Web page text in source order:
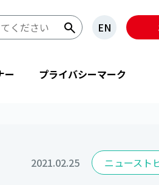
EN
ー プライバシーマーク
2021.02.25 ニュースト